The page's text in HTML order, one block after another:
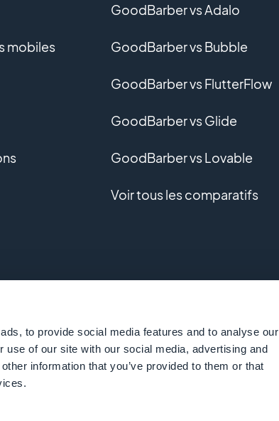
to provide social media features and to analyse our
of our site with our social media, advertising and
information that you’ve provided to them or that
mobiles
GoodBarber vs Adalo
GoodBarber vs Bubble
GoodBarber vs FlutterFlow
GoodBarber vs Glide
GoodBarber vs Lovable
Voir tous les comparatifs